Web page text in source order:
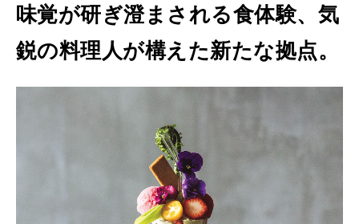
2026年9月号「北海道 おいしく遊ぶ、夏のご褒美旅。」
2026年8月号『お茶の時間です。』
2026年6月号「大銀座 トレンドが生まれる 新しい一流店へ。」
2026年5月号「“大好き”に出会いに。韓国」
2026年4月号「未来をつくる、学びの教科書。」
MAGAZINE MOOK
FOLLOW US!
ン
〈
i
s
味覚が研ぎ澄まされる食体験、気
鋭の料理人が構えた新たな拠点。